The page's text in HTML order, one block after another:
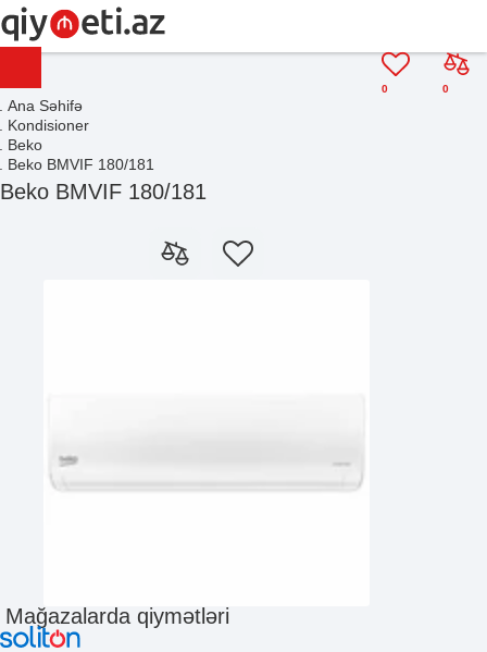
0
0
Ana Səhifə
Kondisioner
Beko
Beko BMVIF 180/181
Beko BMVIF 180/181
Mağazalarda qiymətləri